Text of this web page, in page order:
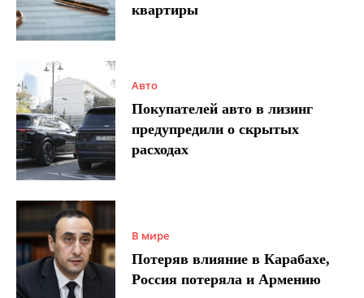
квартиры
Авто
Покупателей авто в лизинг
предупредили о скрытых
расходах
В мире
Потеряв влияние в Карабахе,
Россия потеряла и Армению